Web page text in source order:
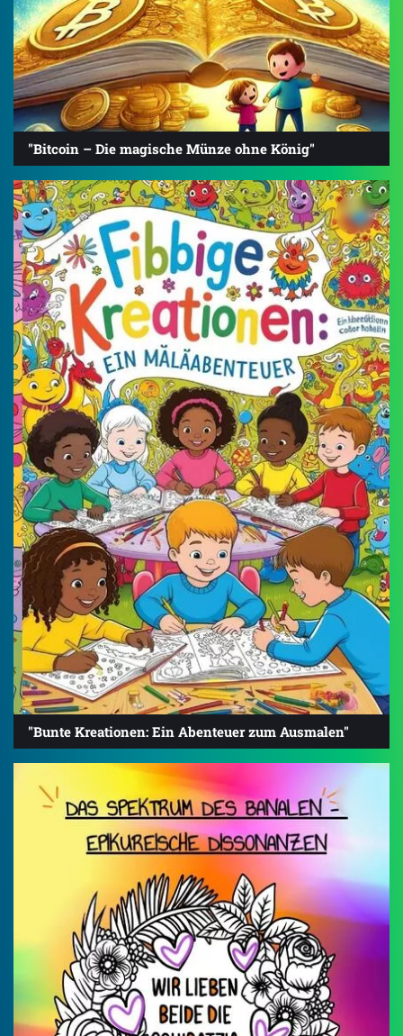
"Bitcoin – Die magische Münze ohne König"
"Bunte Kreationen: Ein Abenteuer zum Ausmalen"